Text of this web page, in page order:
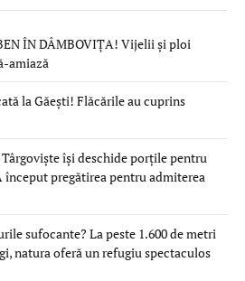
ÎN DÂMBOVIȚA! Vijelii și ploi
amiază
la Găești! Flăcările au cuprins
își deschide porțile pentru
pregătirea pentru admiterea
sufocante? La peste 1.600 de metri
natura oferă un refugiu spectaculos